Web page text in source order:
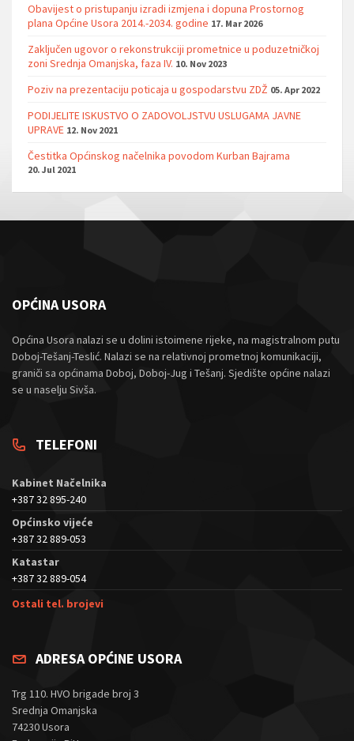
Obavijest o pristupanju izradi izmjena i dopuna Prostornog
plana Općine Usora 2014.-2034. godine 17. Mar 2026
Zaključen ugovor o rekonstrukciji prometnice u poduzetničkoj
zoni Srednja Omanjska, faza IV. 10. Nov 2023
Poziv na prezentaciju poticaja u gospodarstvu ZDŽ 05. Apr 2022
PODIJELITE ISKUSTVO O ZADOVOLJSTVU USLUGAMA JAVNE
UPRAVE 12. Nov 2021
Čestitka Općinskog načelnika povodom Kurban Bajrama
20. Jul 2021
OPĆINA USORA
Općina Usora nalazi se u dolini istoimene rijeke, na magistralnom putu
Doboj-Tešanj-Teslić. Nalazi se na relativnoj prometnoj komunikaciji,
graniči sa općinama Doboj, Doboj-Jug i Tešanj. Sjedište općine nalazi
se u naselju Sivša.
TELEFONI
Kabinet Načelnika
+387 32 895-240
Općinsko vijeće
+387 32 889-053
Katastar
+387 32 889-054
Ostali tel. brojevi
ADRESA OPĆINE USORA
Trg 110. HVO brigade broj 3
Srednja Omanjska
74230 Usora